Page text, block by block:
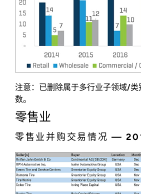
注意：已删除属于多行业子领域/
数。
零售业
零售业并购交易情况 —